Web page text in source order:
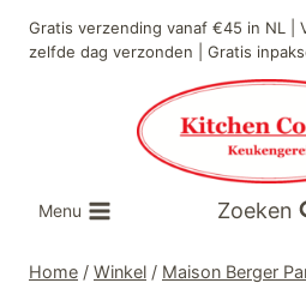
naar
Gratis verzending vanaf €45 in NL |
zelfde dag verzonden | Gratis
Menu Zoeken
Home / Winkel / Maison Berger